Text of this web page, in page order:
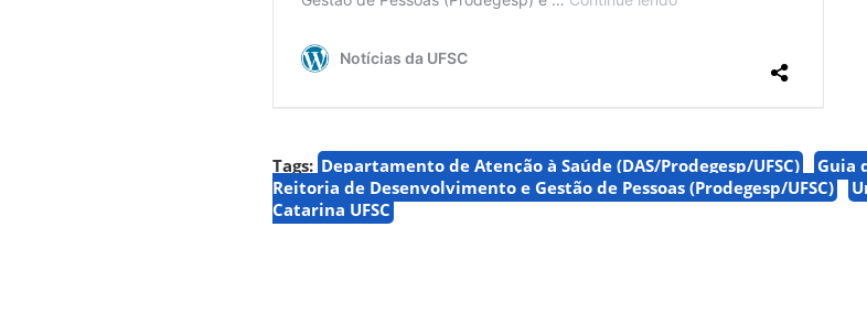
Tags: Departamento de Atenção à Saúde (DAS/Prodegesp/UFSC) Guia
Reitoria de Desenvolvimento e Gestão de Pessoas (Prodegesp/UFSC)
Catarina UFSC